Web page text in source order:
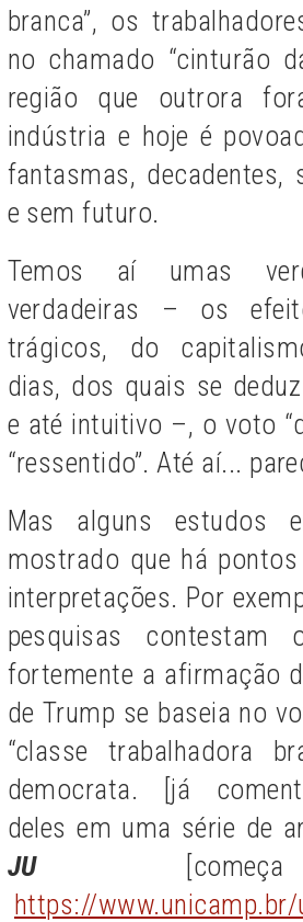
branca”, os
no chamado “cinturão
região que outrora
indústria e hoje é
fantasmas, decadentes,
e sem futuro.
Temos aí umas
verdadeiras – os
trágicos, do
dias, dos quais se
e até intuitivo –, o voto
“ressentido”. Até aí...
Mas alguns estudos
mostrado que há
interpretações. Por
pesquisas contestam
fortemente a afirmação
de Trump se baseia no
“classe trabalhadora
democrata. [já
deles em uma série de
JU
https://